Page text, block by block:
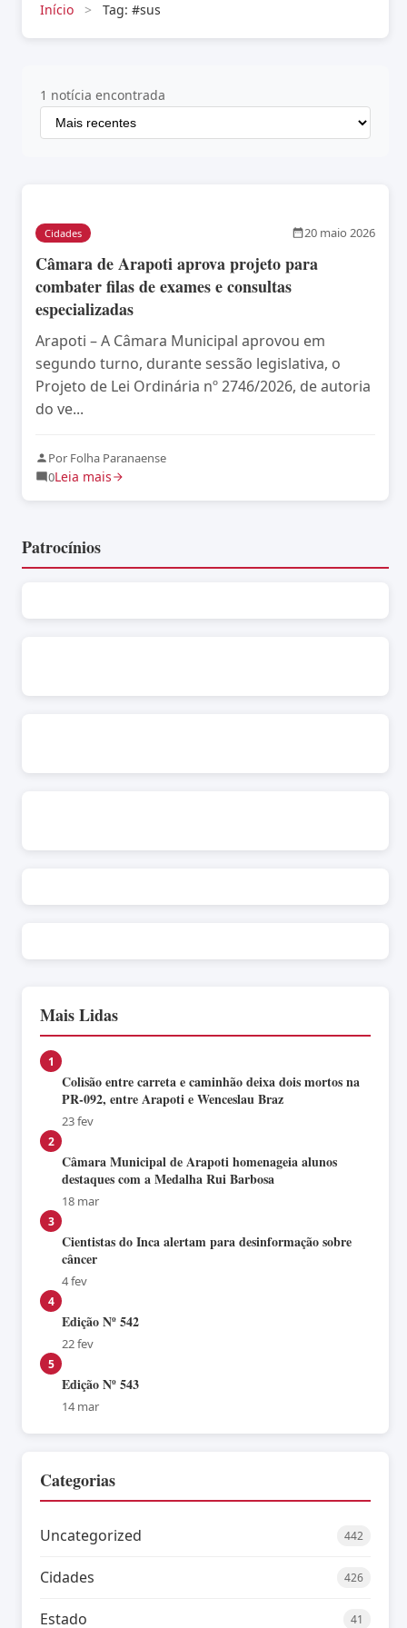
Início > Tag: #sus
1 notícia encontrada
Cidades 20 maio 2026
Câmara de Arapoti aprova projeto para
combater filas de exames e consultas
especializadas
Arapoti – A Câmara Municipal aprovou em
segundo turno, durante sessão legislativa, o
Projeto de Lei Ordinária nº 2746/2026, de autoria
do ve...
Por Folha Paranaense
0Leia mais
Patrocínios
Mais Lidas
1
Colisão entre carreta e caminhão deixa dois mortos na
PR-092, entre Arapoti e Wenceslau Braz
23 fev
2
Câmara Municipal de Arapoti homenageia alunos
destaques com a Medalha Rui Barbosa
18 mar
3
Cientistas do Inca alertam para desinformação sobre
câncer
4 fev
4
Edição Nº 542
22 fev
5
Edição Nº 543
14 mar
Categorias
Uncategorized 442
Cidades 426
Estado 41